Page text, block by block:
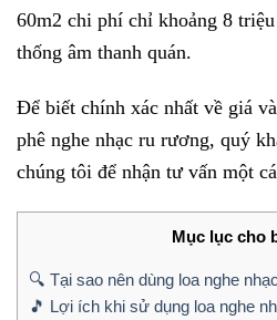
60m2 chi phí chỉ khoảng 8
thống âm thanh quán.
Để biết chính xác nhất về giá
phê nghe nhạc ru rương, quý
chúng tôi để nhận tư vấn một
Mục lục cho
🔍 Tại sao nên dùng loa nghe
🎵 Lợi ích khi sử dụng loa nghe